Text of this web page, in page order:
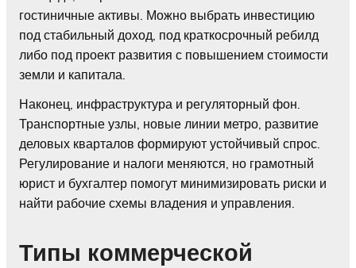
гостиничные активы. Можно выбрать инвестицию
под стабильный доход, под краткосрочный ребилд
либо под проект развития с повышением стоимости
земли и капитала.
Наконец, инфраструктура и регуляторный фон.
Транспортные узлы, новые линии метро, развитие
деловых кварталов формируют устойчивый спрос.
Регулирование и налоги меняются, но грамотный
юрист и бухгалтер помогут минимизировать риски и
найти рабочие схемы владения и управления.
Типы коммерческой